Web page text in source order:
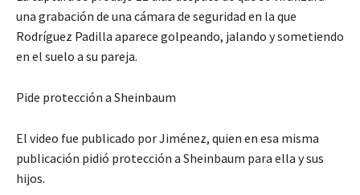
una grabación de una cámara de seguridad en la que
Rodríguez Padilla aparece golpeando, jalando y sometiendo
en el suelo a su pareja.
Pide protección a Sheinbaum
El video fue publicado por Jiménez, quien en esa misma
publicación pidió protección a Sheinbaum para ella y sus
hijos.